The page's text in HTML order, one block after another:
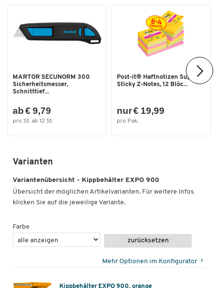
Maße
Außenmaße L x B x H [mm] 1260 x 1570 x 835
MARTOR SECUNORM 300
Sicherheitsmesser,
Schnitttief...
ab € 9,79
pro St. ab 12 St.
Post-it® Haftnotizen Super
Sticky Z-Notes, 12 Blöc...
nur € 19,99
pro Pak.
Varianten
Variantenübersicht - Kippbehälter EXPO 900
Übersicht der möglichen Artikelvarianten. Für weitere Infos
klicken Sie auf die jeweilige Variante.
Farbe
zurücksetzen
Mehr Optionen im Konfigurator
Kippbehälter EXPO 900, orange